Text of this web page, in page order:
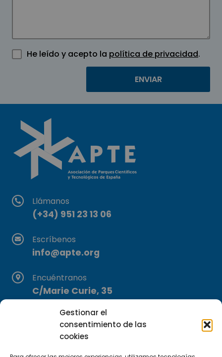
Gestionar el
consentimiento de las
cookies
He leído y acepto la política de privacidad.
Llámanos
(+34) 951 23 13 06
Escríbenos
info@apte.org
Encuéntranos
C/Marie Curie, 35